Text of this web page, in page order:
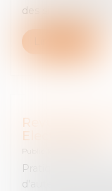
des sites
Revue
Electronique
Publié le :
Pratique
d'auteur. -